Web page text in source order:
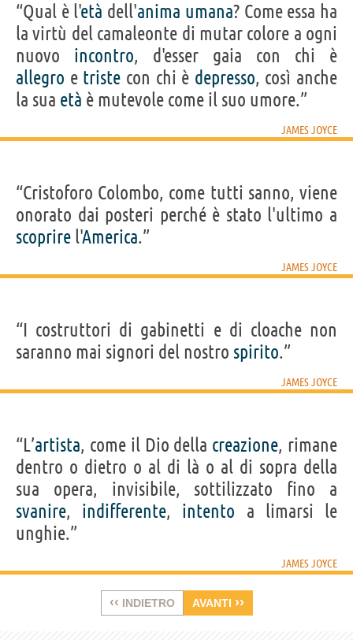
“Qual è l'età dell'anima umana? Come essa ha
la virtù del camaleonte di mutar colore a ogni
nuovo incontro, d'esser gaia con chi è
allegro e triste con chi è depresso, così anche
la sua età è mutevole come il suo umore.”
JAMES JOYCE
“Cristoforo Colombo, come tutti sanno, viene
onorato dai posteri perché è stato l'ultimo a
scoprire l'America.”
JAMES JOYCE
“I costruttori di gabinetti e di cloache non
saranno mai signori del nostro spirito.”
JAMES JOYCE
“L’artista, come il Dio della creazione, rimane
dentro o dietro o al di là o al di sopra della
sua opera, invisibile, sottilizzato fino a
svanire, indifferente, intento a limarsi le
unghie.”
JAMES JOYCE
‹‹ INDIETRO AVANTI ››